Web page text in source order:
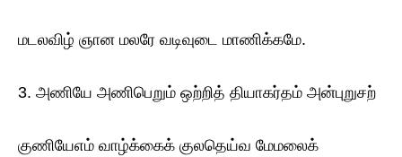
மடலவிழ் ஞான மலரே வடிவுடை மாணிக்கமே.
3. அணியே அணிபெறும் ஒற்றித் தியாகர்தம் அன்புறுசற்
குணியேஎம் வாழ்க்கைக் குலதெய்வ மேமலைக்